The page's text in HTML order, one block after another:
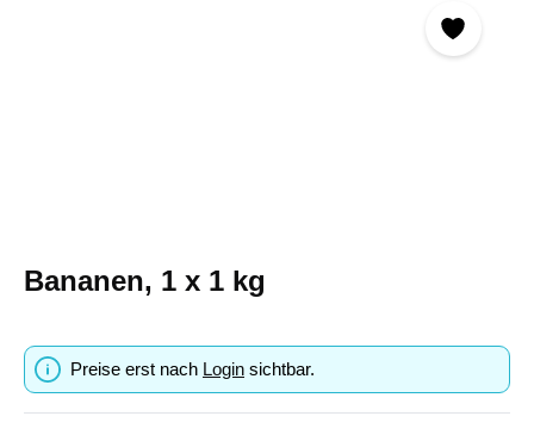
Bananen, 1 x 1 kg
Preise erst nach Login sichtbar.